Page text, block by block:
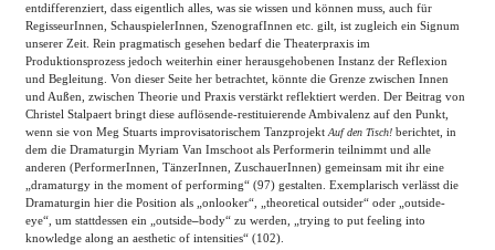
entdifferenziert, dass eigentlich alles, was sie wissen und können muss, auch für
RegisseurInnen, SchauspielerInnen, SzenografInnen etc. gilt, ist zugleich ein Signum
unserer Zeit. Rein pragmatisch gesehen bedarf die Theaterpraxis im
Produktionsprozess jedoch weiterhin einer herausgehobenen Instanz der Reflexion
und Begleitung. Von dieser Seite her betrachtet, könnte die Grenze zwischen Innen
und Außen, zwischen Theorie und Praxis verstärkt reflektiert werden. Der Beitrag von
Christel Stalpaert bringt diese auflösende-restituierende Ambivalenz auf den Punkt,
wenn sie von Meg Stuarts improvisatorischem Tanzprojekt Auf den Tisch! berichtet, in
dem die Dramaturgin Myriam Van Imschoot als Performerin teilnimmt und alle
anderen (PerformerInnen, TänzerInnen, ZuschauerInnen) gemeinsam mit ihr eine
„dramaturgy in the moment of performing“ (97) gestalten. Exemplarisch verlässt die
Dramaturgin hier die Position als „onlooker“, „theoretical outsider“ oder „outside-
eye“, um stattdessen ein „outside–body“ zu werden, „trying to put feeling into
knowledge along an aesthetic of intensities“ (102).